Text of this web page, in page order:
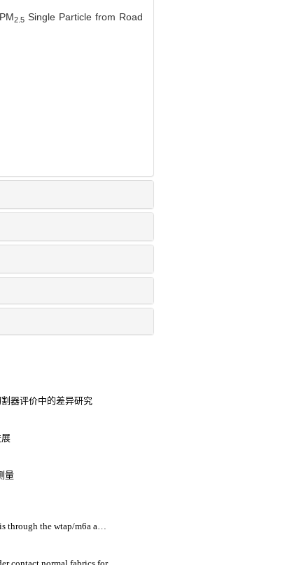
2.5 Single Particle from Road
器评价中的差异研究
量
through the wtap/m6a axi
contact normal fabrics for